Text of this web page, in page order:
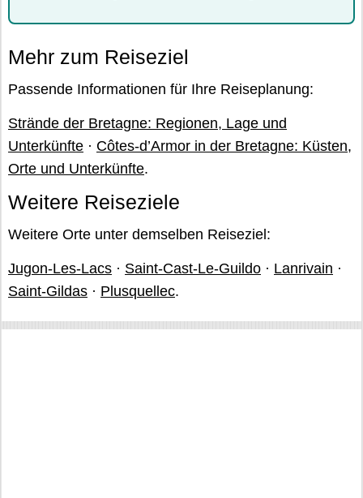
Mehr zum Reiseziel
Passende Informationen für Ihre Reiseplanung:
Strände der Bretagne: Regionen, Lage und
Unterkünfte · Côtes-d’Armor in der Bretagne: Küsten,
Orte und Unterkünfte.
Weitere Reiseziele
Weitere Orte unter demselben Reiseziel:
Jugon-Les-Lacs · Saint-Cast-Le-Guildo · Lanrivain ·
Saint-Gildas · Plusquellec.